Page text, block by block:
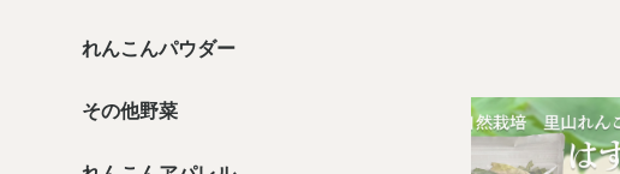
れんこんパウダー
その他野菜